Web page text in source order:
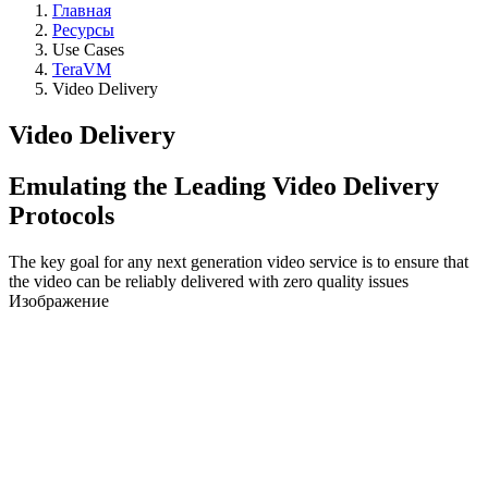
Главная
Ресурсы
Use Cases
TeraVM
Video Delivery
Video Delivery
Emulating the Leading Video Delivery
Protocols
The key goal for any next generation video service is to ensure that
the video can be reliably delivered with zero quality issues
Изображение